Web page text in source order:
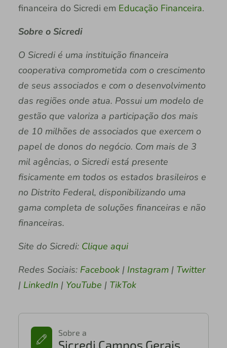
financeira do Sicredi em Educação Financeira.
Sobre o Sicredi
O Sicredi é uma instituição financeira
cooperativa comprometida com o crescimento
de seus associados e com o desenvolvimento
das regiões onde atua. Possui um modelo de
gestão que valoriza a participação dos mais
de 10 milhões de associados que exercem o
papel de donos do negócio. Com mais de 3
mil agências, o Sicredi está presente
fisicamente em todos os estados brasileiros e
no Distrito Federal, disponibilizando uma
gama completa de soluções financeiras e não
financeiras.
Site do Sicredi: Clique aqui
Redes Sociais: Facebook | Instagram | Twitter
| LinkedIn | YouTube | TikTok
Sobre a
Sicredi Campos Gerais